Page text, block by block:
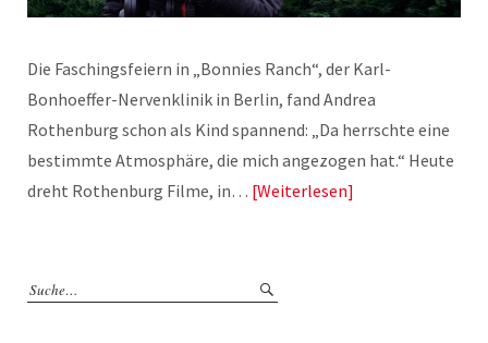
Die Faschingsfeiern in „Bonnies Ranch“, der Karl-
Bonhoeffer-Nervenklinik in Berlin, fand Andrea
Rothenburg schon als Kind spannend: „Da herrschte eine
bestimmte Atmosphäre, die mich angezogen hat.“ Heute
dreht Rothenburg Filme, in… Weiterlesen